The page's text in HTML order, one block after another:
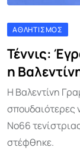
ΑΘΛΗΤΙΣΜΌΣ
Τέννις:
η
Η Βαλεντίνη
σπουδαιότερες
Νο66
στέφθηκε.